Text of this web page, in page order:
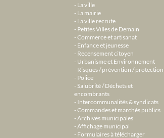
La ville
La mairie
La ville recrute
Petites Villes de Demain
Commerce et artisanat
Enfance et jeunesse
Recensement citoyen
Urbanisme et Environnement
Risques / prévention / protection
Police
Salubrité / Déchets et
encombrants
Intercommunalités & syndicats
Commandes et marchés publics
Archives municipales
Affichage municipal
Formulaires à télécharger